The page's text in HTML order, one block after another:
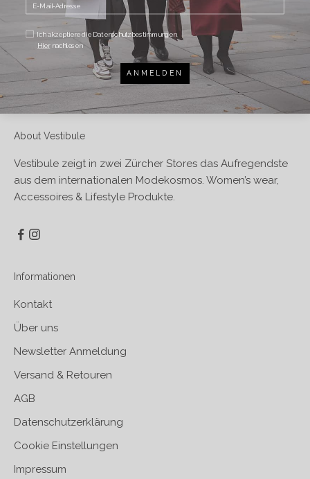
About Vestibule
Vestibule zeigt in zwei Zürcher Stores das Aufregendste
aus dem internationalen Modekosmos. Women’s wear,
Accessoires & Lifestyle Produkte.
Informationen
Kontakt
Über uns
Newsletter Anmeldung
Versand & Retouren
AGB
Datenschutzerklärung
Cookie Einstellungen
Impressum
Ich akzeptiere die Datenschutzbestimmungen.
Hiernachlesen
ANMELDEN